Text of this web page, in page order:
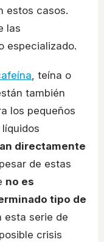
estos casos.
las
especializado.
, teína o
también
los pequeños
directamente
de estas
no es
tipo de
esta serie de
crisis